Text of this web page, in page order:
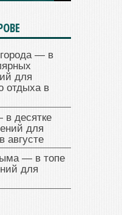
— в
для
отдыха в
десятке
для
августе
— в топе
для